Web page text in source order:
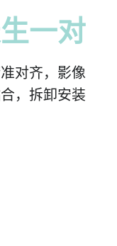
一对
对齐，影像
，拆卸安装